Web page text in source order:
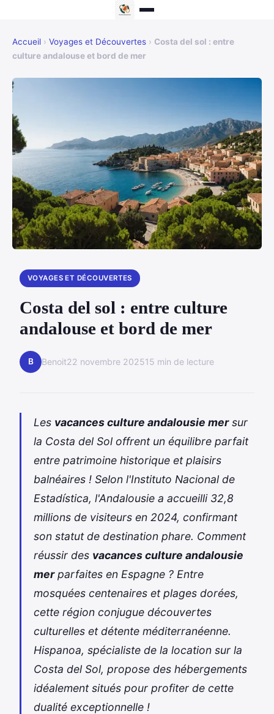
Accueil › Voyages et Découvertes › Costa del sol : entre
culture andalouse et bord de mer
VOYAGES ET DÉCOUVERTES
Costa del sol : entre culture
andalouse et bord de mer
B Benoit22 novembre 202515 min de lecture
Les vacances culture andalousie mersur
la Costa del Sol offrent un équilibre parfait
entre patrimoine historique et plaisirs
balnéaires ! Selon l'Instituto Nacional de
Estadística, l'Andalousie a accueilli 32,8
millions de visiteurs en 2024, confirmant
son statut de destination phare. Comment
réussir des vacances culture andalousie
merparfaites en Espagne ? Entre
mosquées centenaires et plages dorées,
cette région conjugue découvertes
culturelles et détente méditerranéenne.
Hispanoa, spécialiste de la location sur la
Costa del Sol, propose des hébergements
idéalement situés pour profiter de cette
dualité exceptionnelle !